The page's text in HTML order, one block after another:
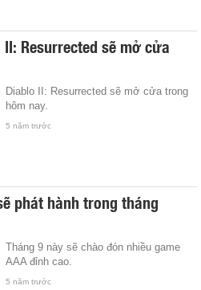
Resurrected sẽ mở cửa
Diablo II: Resurrected sẽ mở cửa trong
hôm nay.
5 năm trước
phát hành trong tháng
Tháng 9 này sẽ chào đón nhiều game
AAA đỉnh cao.
5 năm trước